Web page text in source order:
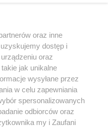
nie może być powielany i
w jakikolwiek sposób (w
na jakimkolwiek polu
z umieszczaniem w
praw. Jakiekolwiek użycie lub
części z naruszeniem prawa,
pod groźbą kary i może być
oraz inne
dostęp i
oraz
jak unikalne
wysyłane przez
w celu zapewniania
spersonalizowanych
odbiorców oraz
my i Zaufani